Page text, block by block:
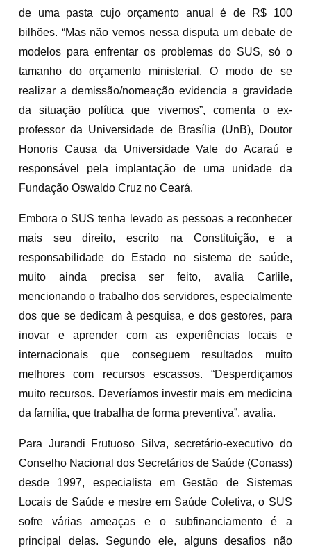
de uma pasta cujo orçamento anual é de R$ 100
bilhões. “Mas não vemos nessa disputa um debate de
modelos para enfrentar os problemas do SUS, só o
tamanho do orçamento ministerial. O modo de se
realizar a demissão/nomeação evidencia a gravidade
da situação política que vivemos”, comenta o ex-
professor da Universidade de Brasília (UnB), Doutor
Honoris Causa da Universidade Vale do Acaraú e
responsável pela implantação de uma unidade da
Fundação Oswaldo Cruz no Ceará.
Embora o SUS tenha levado as pessoas a reconhecer
mais seu direito, escrito na Constituição, e a
responsabilidade do Estado no sistema de saúde,
muito ainda precisa ser feito, avalia Carlile,
mencionando o trabalho dos servidores, especialmente
dos que se dedicam à pesquisa, e dos gestores, para
inovar e aprender com as experiências locais e
internacionais que conseguem resultados muito
melhores com recursos escassos. “Desperdiçamos
muito recursos. Deveríamos investir mais em medicina
da família, que trabalha de forma preventiva”, avalia.
Para Jurandi Frutuoso Silva, secretário-executivo do
Conselho Nacional dos Secretários de Saúde (Conass)
desde 1997, especialista em Gestão de Sistemas
Locais de Saúde e mestre em Saúde Coletiva, o SUS
sofre várias ameaças e o subfinanciamento é a
principal delas. Segundo ele, alguns desafios não